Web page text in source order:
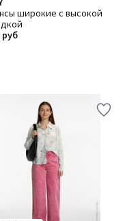
широкие с высокой
руб